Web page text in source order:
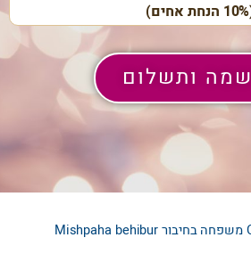
ותשלום
משפחה בחיבורMishpaha behibur